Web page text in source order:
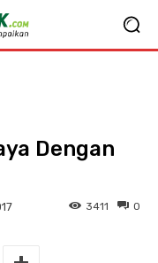
Dengan
0
3411